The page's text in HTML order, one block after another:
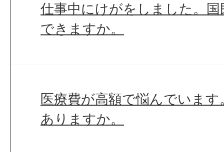
仕事中にけがをしました。
できますか。
医療費が高額で悩んでいま
ありますか。